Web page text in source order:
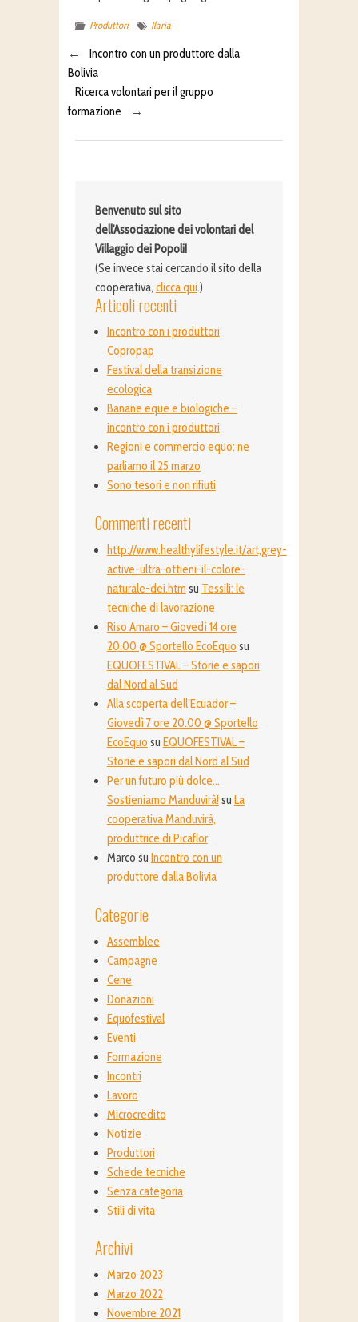
Produttori Ilaria
←
Incontro con un produttore dalla
Bolivia
Ricerca volontari per il gruppo
formazione
→
Benvenuto sul sito
dell'Associazione dei volontari del
Villaggio dei Popoli!
(Se invece stai cercando il sito della
cooperativa, clicca qui.)
Articoli recenti
Incontro con i produttori
Copropap
Festival della transizione
ecologica
Banane eque e biologiche –
incontro con i produttori
Regioni e commercio equo: ne
parliamo il 25 marzo
Sono tesori e non rifiuti
Commenti recenti
http://www.healthylifestyle.it/art,grey-
active-ultra-ottieni-il-colore-
naturale-dei.htm su Tessili: le
tecniche di lavorazione
Riso Amaro – Giovedì 14 ore
20.00 @ Sportello EcoEquo su
EQUOFESTIVAL – Storie e sapori
dal Nord al Sud
Alla scoperta dell’Ecuador –
Giovedì 7 ore 20.00 @ Sportello
EcoEquo su EQUOFESTIVAL –
Storie e sapori dal Nord al Sud
Per un futuro più dolce…
Sostieniamo Manduvirà! su La
cooperativa Manduvirà,
produttrice di Picaflor
Marco su Incontro con un
produttore dalla Bolivia
Categorie
Assemblee
Campagne
Cene
Donazioni
Equofestival
Eventi
Formazione
Incontri
Lavoro
Microcredito
Notizie
Produttori
Schede tecniche
Senza categoria
Stili di vita
Archivi
Marzo 2023
Marzo 2022
Novembre 2021